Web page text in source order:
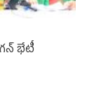
భేటీ